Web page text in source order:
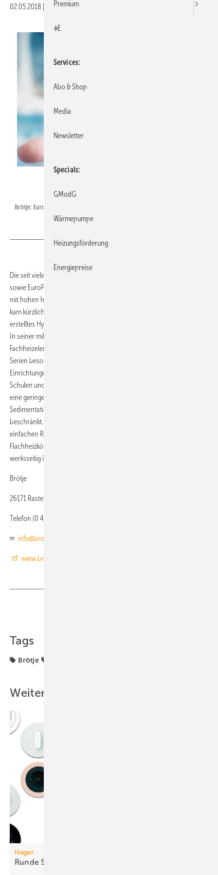
02.05.2018 Veröffentlicht in
Brötje: EuroPlan Kompakt.
Die seit vielen Jahren angebotenen Kompakt-Heizkörper EuroProfil
sowie EuroPlan von Brötje sind auch für den Einsatz in Einrichtungen
mit hohen hygienischen Anforderungen geeignet. Zu diesem Ergebnis
kam kürzlich ein unter der Leitung von Prof. Dr. med. Uwe Frank
erstelltes Hygiene-Gutachten des Universitäts-Klinikums Heidelberg.
In seiner mikrobiologischen Begutachtung stellte das Institut fest, dass
Fachheizelemente ohne innen liegende Konvektionsbleche beider
Serien besonders gut in Krankenhäusern, medizinischen
Einrichtungen, Laboratorien, Pflege- und Seniorenheimen sowie
Schulen und Kindergärten einsetzbar sind. In dem Gutachten wird auf
eine geringe horizontale Oberfläche hingewiesen, die eine
Sedimentation von Staubpartikeln aus der Luft auf ein Mindestmaß
beschränkt. Ferner sind Abdeckung und die Seitenblenden zur
einfachen Reinigung leicht abnehmbar. Alle Flächen des
Flachheizkörpers weisen eine glatte, nicht poröse Oberfläche auf, die
werksseitig in Verkehrsweiß (RAL 9016) lackiert ist.
Brötje
26171 Rastede
Telefon (0 44 02) 8 00
info@broetje.de
www.broetje.de
Tags
Brötje
Weitere Inhalte
Hager
Runde Schalterprogramme
Premium
+E
Services
Abo & Shop
Media
Newsletter
Specials
GModG
Wärmepumpe
Heizungsförderung
Energiepreise